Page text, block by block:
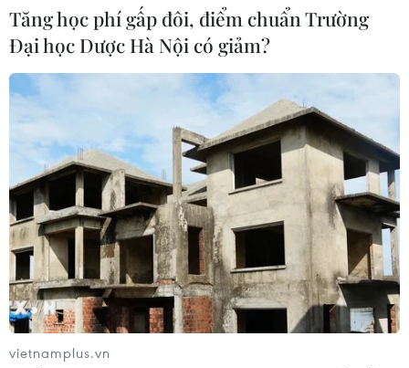
Bà Cao Thị Bình sống tại số nhà 20, ngõ 7 phố Giang Văn Minh,
cho biết khoảng 20h ngày 27/2, các gia đình sống từ số nhà 16
đến 28 nhận được thông báo phải tạm di tản để đảm bảo an
toàn. (Ảnh: Minh Sơn/Vietnam+)
Tăng học phí gấp đôi, điểm chuẩn Trường
Đại học Dược Hà Nội có giảm?
vietnamplus.vn